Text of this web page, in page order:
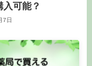
入可能？
7日